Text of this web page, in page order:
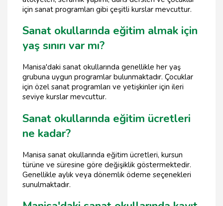
için sanat programları gibi çeşitli kurslar mevcuttur.
Sanat okullarında eğitim almak için
yaş sınırı var mı?
Manisa'daki sanat okullarında genellikle her yaş
grubuna uygun programlar bulunmaktadır. Çocuklar
için özel sanat programları ve yetişkinler için ileri
seviye kurslar mevcuttur.
Sanat okullarında eğitim ücretleri
ne kadar?
Manisa sanat okullarında eğitim ücretleri, kursun
türüne ve süresine göre değişiklik göstermektedir.
Genellikle aylık veya dönemlik ödeme seçenekleri
sunulmaktadır.